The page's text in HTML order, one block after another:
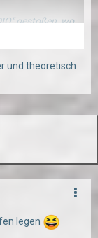
gestoßen, wo
den
Thema
anderen Leuten
es mehr als die
ich diese
bin und mich
es,
die Person
und theoretisch
legen